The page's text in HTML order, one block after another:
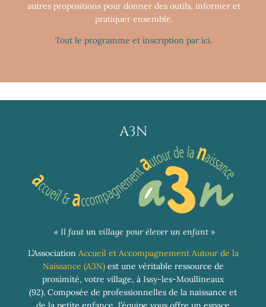
autres propositions pour donner des outils, informer et
pratiquer ensemble.
Tout le programme et inscription par ici.
A3N
« Il faut un village pour élever un enfant »
L’Association Accueil et Accompagnement Autour de la
Naissance (A3N) est une véritable ressource de
proximité, votre village, à Issy-les-Moullineaux
(92). Composée de professionnelles de la naissance et